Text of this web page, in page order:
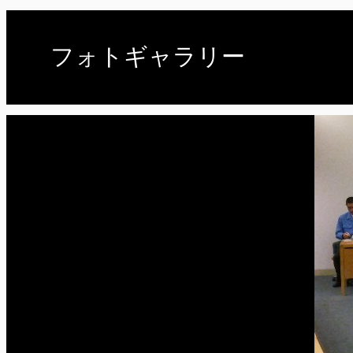
フォトギャラリー